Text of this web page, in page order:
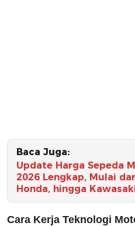
Baca Juga:
Update Harga Sepeda
2026 Lengkap, Mulai
Honda, hingga
Cara Kerja Teknologi